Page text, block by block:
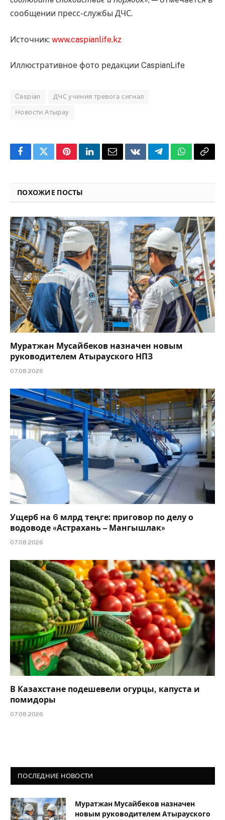
сообщении пресс-службы ДЧС.
Источник: www.caspianlife.kz
Иллюстративное фото редакции CaspianLife
Caspian ДЧС учения тревога сигнал
Новости Атырау
FacebookTwitterPinterestLinkedInEmailVKontakteTelegramWhatsApp
Copy
ПОХОЖИЕ ПОСТЫ
Муратжан Мусайбеков назначен новым
руководителем Атырауского НПЗ
07.08.2026
Ущерб на 6 млрд теңге: приговор по делу о
водоводе «Астрахань – Мангышлак»
07.08.2026
В Казахстане подешевели огурцы, капуста и
помидоры
07.08.2026
ПОСЛЕДНИЕ НОВОСТИ
Муратжан Мусайбеков назначен
новым руководителем Атырауского